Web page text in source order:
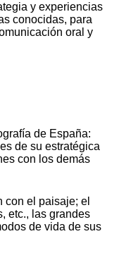
y experiencias
conocidas, para
oral y
de España:
de su estratégica
con los demás
con el paisaje; el
etc., las grandes
de vida de sus